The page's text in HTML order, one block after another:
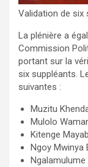
Validation de six
La plénière a
Commission
portant sur la
six suppléants.
suivantes :
Muzitu
Mulolo
Kitenge
Ngoy Mwinya